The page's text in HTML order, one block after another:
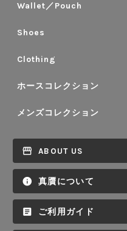
Wallet／Pouch
Shoes
Clothing
ホースコレクション
メンズコレクション
ABOUT US
真贋について
ご利用ガイド